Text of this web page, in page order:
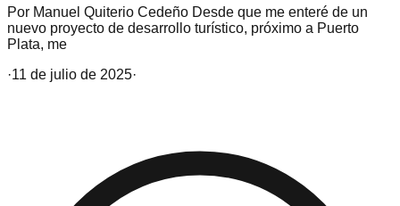
Por Manuel Quiterio Cedeño Desde que me enteré de un
nuevo proyecto de desarrollo turístico, próximo a Puerto
Plata, me
·11 de julio de 2025·